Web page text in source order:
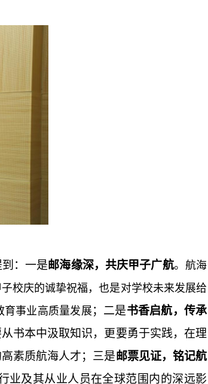
：一是邮海缘深，共庆甲子广航。 航海
校庆的诚挚祝福，也是对学校未来发展给
育事业高质量发展 ；二是书香启航，传承
书本中汲取知识，更要勇于实践，在理
高素质航海人才；三是 邮票见证，铭记航
业及其从业人员在全球范围内的深远影